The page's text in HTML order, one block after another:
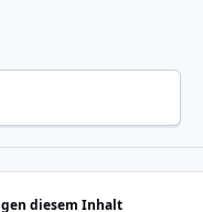
diesem Inhalt